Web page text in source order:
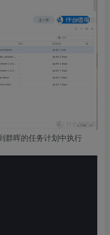
群晖的任务计划中执行